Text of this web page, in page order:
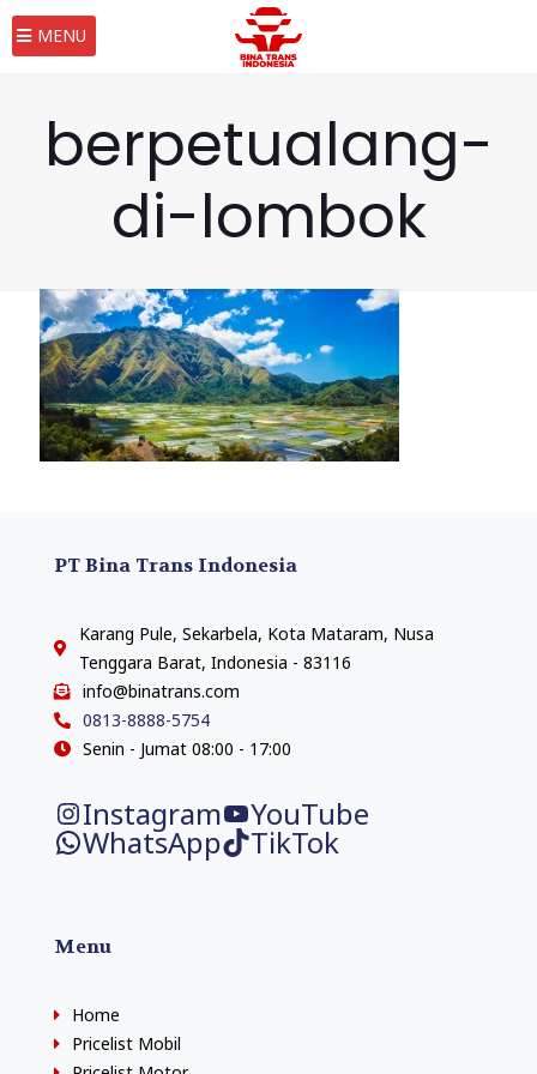
MENU
berpetualang-
di-lombok
PT Bina Trans Indonesia
Karang Pule, Sekarbela, Kota Mataram, Nusa
Tenggara Barat, Indonesia - 83116
info@binatrans.com
0813-8888-5754
Senin - Jumat 08:00 - 17:00
Instagram YouTube
WhatsApp TikTok
Menu
Home
Pricelist Mobil